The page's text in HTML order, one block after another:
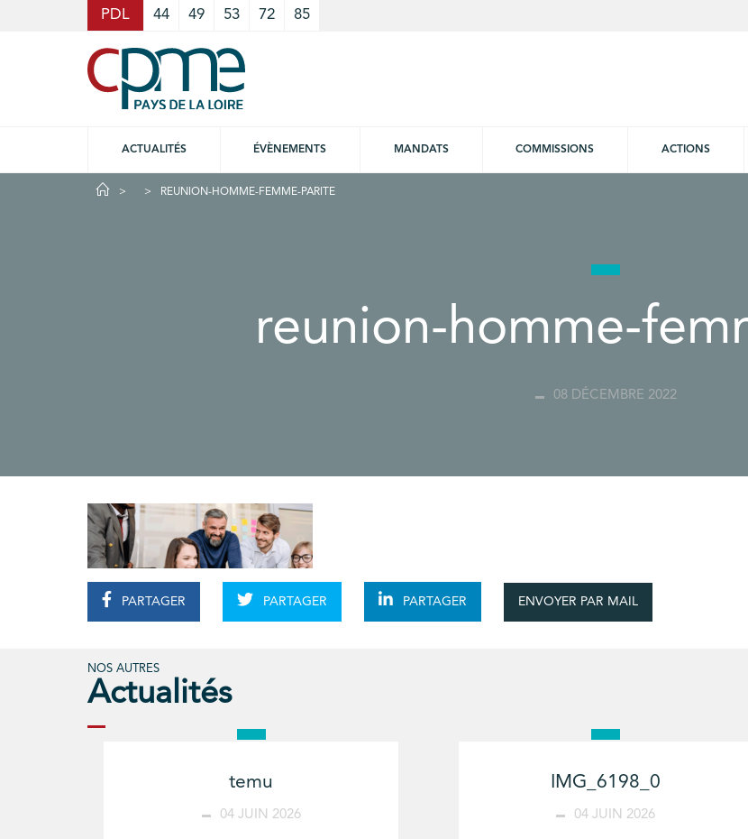
PDL 44 49 53 72 85
ACTUALITÉS ÉVÈNEMENTS MANDATS COMMISSIONS ACTIONS
REUNION-HOMME-FEMME-PARITE
reunion-homme-
08 DÉCEMBRE 2022
PARTAGER PARTAGER PARTAGER ENVOYER PAR MAIL
NOS AUTRES
Actualités
temu
04 JUIN 2026
IMG_6198_0
04 JUIN 2026
Cookies management panel